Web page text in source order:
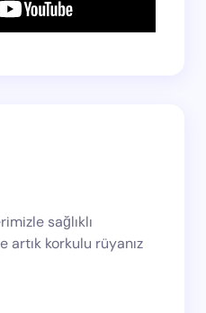
sağlıklı
artık korkulu rüyanız